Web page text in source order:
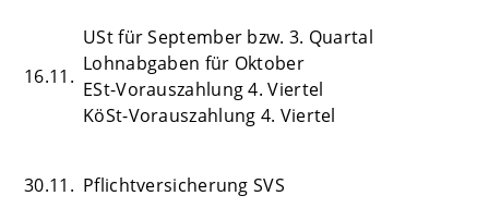
16.11.
USt für September bzw. 3. Quartal
Lohnabgaben für Oktober
ESt-Vorauszahlung 4. Viertel
KöSt-Vorauszahlung 4. Viertel
30.11. Pflichtversicherung SVS